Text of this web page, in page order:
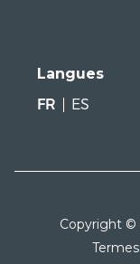
Langues
FR
ES
Copyright ©